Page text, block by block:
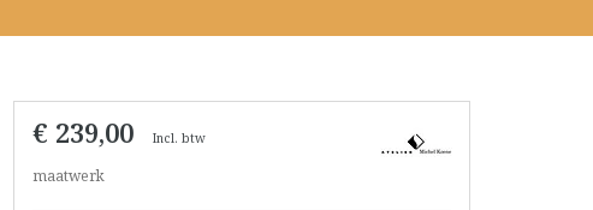
€ 239,00 Incl. btw
maatwerk